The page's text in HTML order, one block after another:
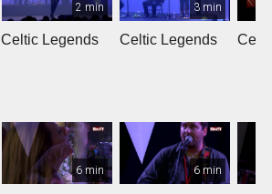
2 min
Celtic Legends
3 min
Celtic Legends
6 min 6 min